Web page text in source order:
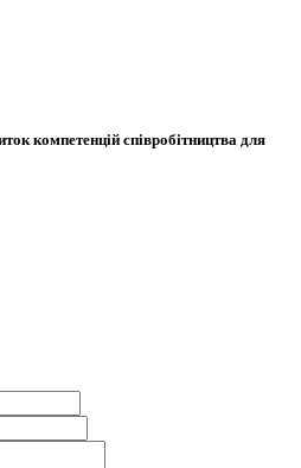
компетенцій співробітництва для